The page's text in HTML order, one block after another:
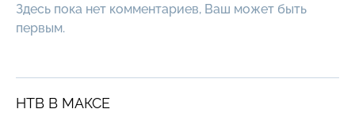
Здесь пока нет комментариев, Ваш может быть
первым.
НТВ В МАКСЕ